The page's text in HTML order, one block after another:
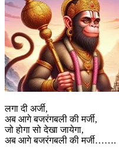
लगा दी अर्जी,
अब आगे बजरंगबली की मर्जी,
जो होगा सो देखा जायेगा,
अब आगे बजरंगबली की मर्जी…….